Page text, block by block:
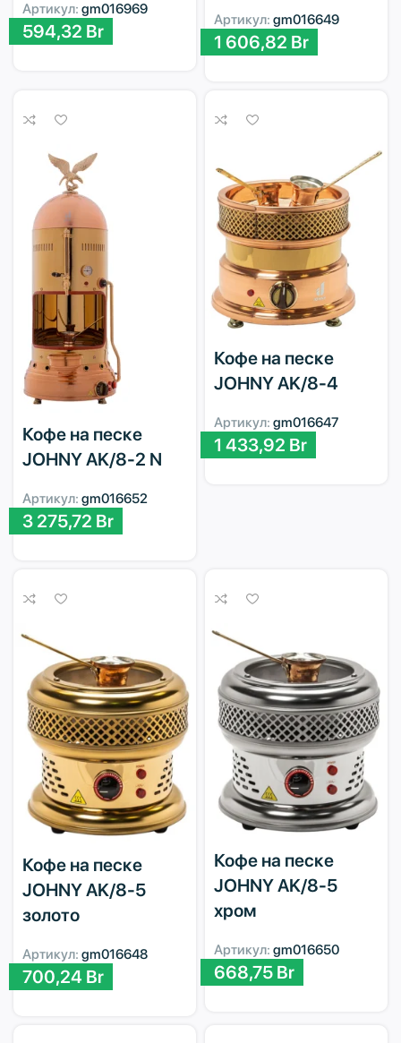
Артикул: gm016969
594,32 Br
Артикул: gm016649
1 606,82 Br
Кофе на песке
JOHNY AK/8-2 N
Артикул: gm016652
3 275,72 Br
Кофе на песке
JOHNY AK/8-4
Артикул: gm016647
1 433,92 Br
Кофе на песке
JOHNY AK/8-5
золото
Артикул: gm016648
700,24 Br
Кофе на песке
JOHNY AK/8-5
хром
Артикул: gm016650
668,75 Br